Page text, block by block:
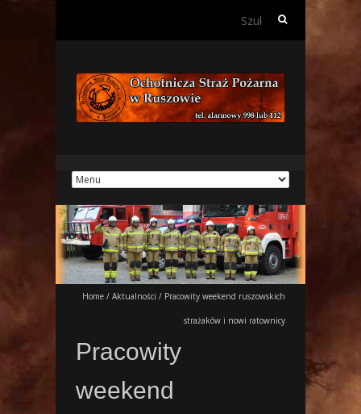
Szukaj:
Home / Aktualności / Pracowity weekend ruszowskich
strażaków i nowi ratownicy
Pracowity
weekend